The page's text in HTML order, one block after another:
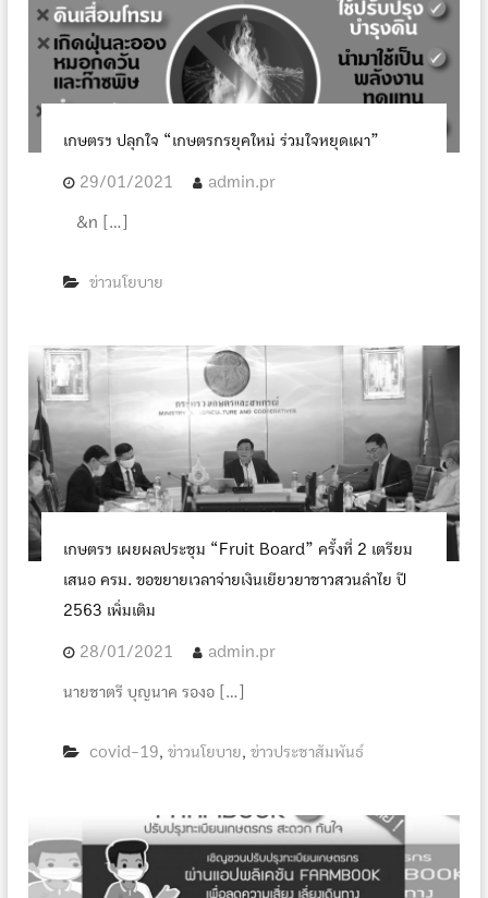
เกษตรฯ ปลุกใจ “เกษตรกรยุคใหม่ ร่วมใจหยุดเผา”
29/01/2021 admin.pr
&n […]
ข่าวนโยบาย
เกษตรฯ เผยผลประชุม “Fruit Board” ครั้งที่ 2 เตรียม
เสนอ ครม. ขอขยายเวลาจ่ายเงินเยียวยาชาวสวนลำไย ปี
2563 เพิ่มเติม
28/01/2021 admin.pr
นายชาตรี บุญนาค รองอ […]
covid-19, ข่าวนโยบาย, ข่าวประชาสัมพันธ์